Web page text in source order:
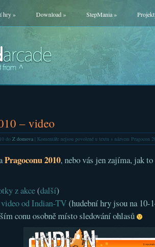
hry» Download» StepMania»
– video
do Z domova| Komentáře nejsou povolenéu textu s názvem Pragocon
Pragoconu 2010, nebo vás jen zajíma, jak
z akce(další)
video od Indian-TV(hudební hry jsou na 10-
conu osobně místo sledování ohlasů